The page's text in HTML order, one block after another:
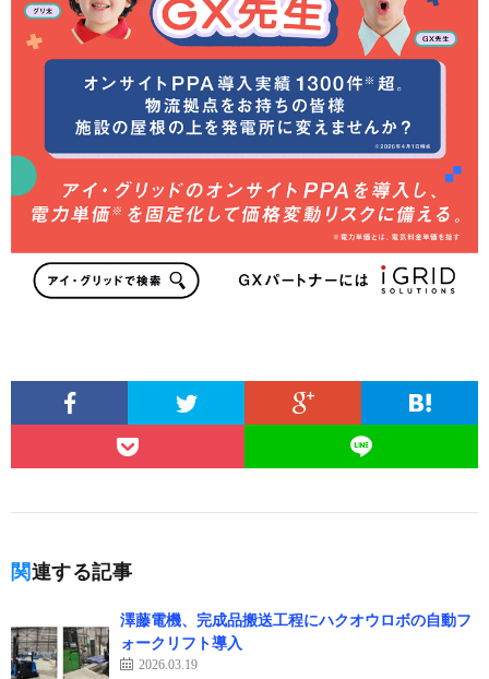
関連する記事
澤藤電機、完成品搬送工程にハクオウロボの自動フ
ォークリフト導入
2026.03.19